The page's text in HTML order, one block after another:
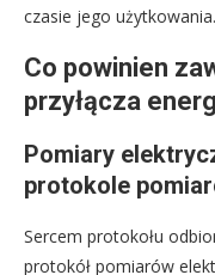
czasie jego użytkowania.
Co powinien
przyłącza
Pomiary
protokole
Sercem protokołu
protokół pomiarów